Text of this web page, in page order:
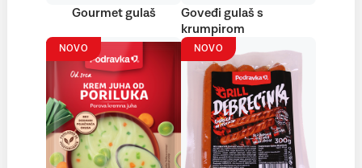
Gourmet gulaš
Goveđi gulaš s
krumpirom
NOVO NOVO